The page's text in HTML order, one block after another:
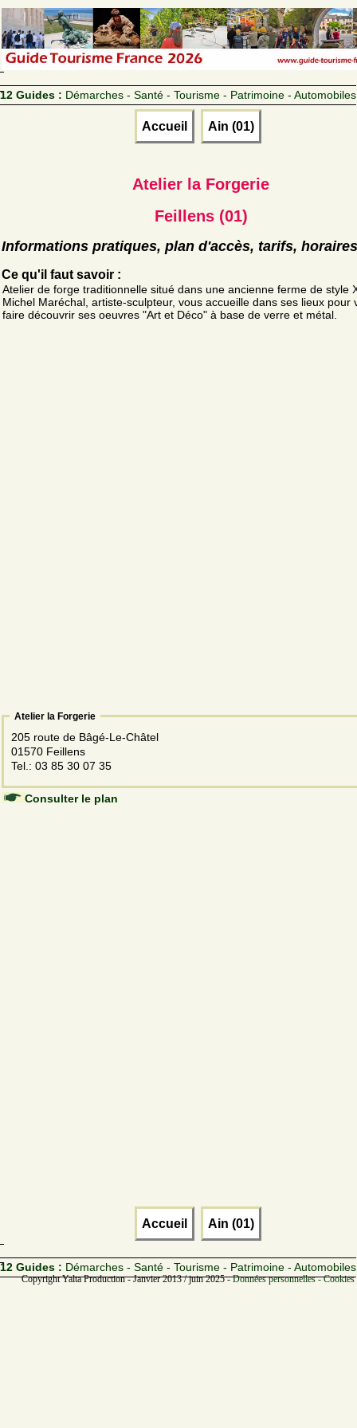
12 Guides : Démarches - Santé - Tourisme - Patrimoine - Automobiles
Accueil Ain (01)
Atelier la Forgerie
Feillens (01)
Informations pratiques, plan d'accès, tarifs, horaires
Ce qu'il faut savoir :
Atelier de forge traditionnelle situé dans une ancienne ferme de style
Michel Maréchal, artiste-sculpteur, vous accueille dans ses lieux pour
faire découvrir ses oeuvres "Art et Déco" à base de verre et métal.
Atelier la Forgerie
205 route de Bâgé-Le-Châtel
01570 Feillens
Tel.: 03 85 30 07 35
Consulter le plan
Accueil Ain (01)
12 Guides : Démarches - Santé - Tourisme - Patrimoine - Automobiles
Copyright Yalta Production - Janvier 2013 / juin 2025 -Données personnelles -